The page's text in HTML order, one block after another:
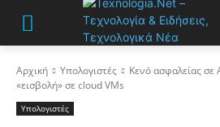
Αρχική Υπολογιστές
Κενό ασφαλείας σε
«εισβολή» σε cloud VMs
Υπολογιστές